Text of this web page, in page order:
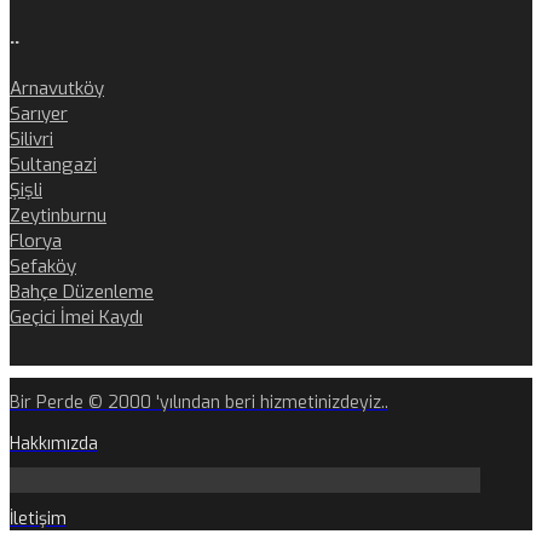
..
Arnavutköy
Sarıyer
Silivri
Sultangazi
Şişli
Zeytinburnu
Florya
Sefaköy
Bahçe Düzenleme
Geçici İmei Kaydı
Bir Perde © 2000 'yılından beri hizmetinizdeyiz..
Hakkımızda
İletişim